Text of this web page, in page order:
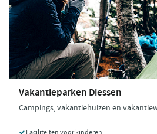
Vakantieparken Diessen
Campings, vakantiehuizen en